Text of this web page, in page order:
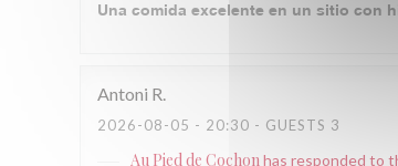
Una comida excelente en un sitio con
Antoni R
2026-08-05 - 20:30 - GUESTS 3
Au Pied de Cochonhas responded to